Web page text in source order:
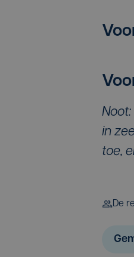
in
toe,
De